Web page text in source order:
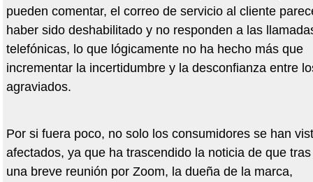
pueden comentar, el correo de servicio al cliente
haber sido deshabilitado y no responden a las
telefónicas, lo que lógicamente no ha hecho más que
incrementar la incertidumbre y la desconfianza entre
agraviados.
Por si fuera poco, no solo los consumidores se han
afectados, ya que ha trascendido la noticia de que tras
una breve reunión por Zoom, la dueña de la marca,